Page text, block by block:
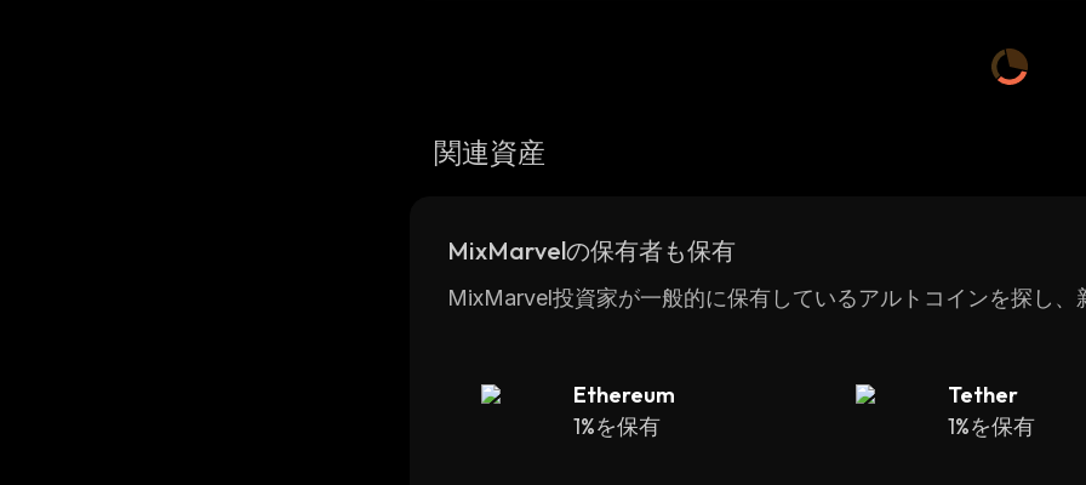
their dApps. They offer comprehensive documentation on
out with any questions or issues you may have.
MixMarvel is revolutionizing the way people develop and use
technology.
関連資産
MixMarvelの保有者も保有
MixMarvel投資家が一般的に保有しているアルトコインを探し
Ethereum
1%を保有
Tether
1%を保有